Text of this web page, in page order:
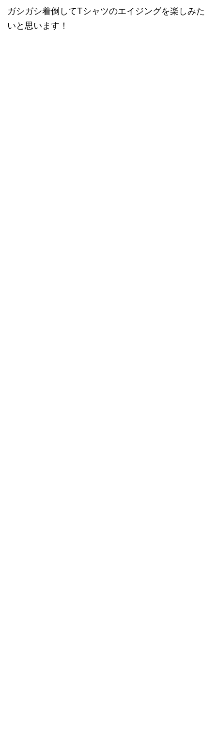
ガシガシ着倒してTシャツのエイジングを楽しみた
いと思います！